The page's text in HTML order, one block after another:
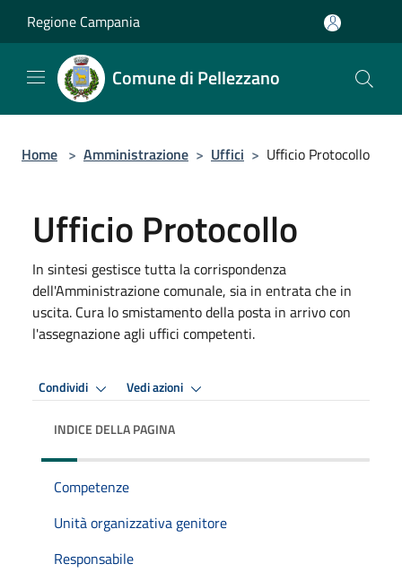
Regione Campania
Comune di Pellezzano
Home > Amministrazione > Uffici > Ufficio Protocollo
Ufficio Protocollo
In sintesi gestisce tutta la corrispondenza
dell'Amministrazione comunale, sia in entrata che in
uscita. Cura lo smistamento della posta in arrivo con
l'assegnazione agli uffici competenti.
Condividi Vedi azioni
INDICE DELLA PAGINA
Competenze
Unità organizzativa genitore
Responsabile